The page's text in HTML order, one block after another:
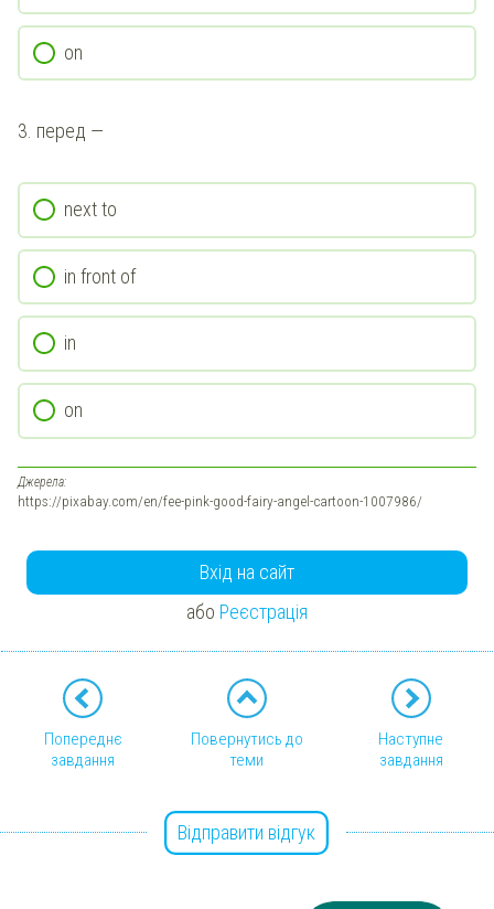
on
3. перед —
next to
in front of
in
on
Джерела:
https://pixabay.com/en/fee-pink-good-fairy-angel-cartoon-1007986/
Вхід на сайт
або Реєстрація
Попереднє
завдання
Повернутись до
теми
Наступне
завдання
Відправити відгук